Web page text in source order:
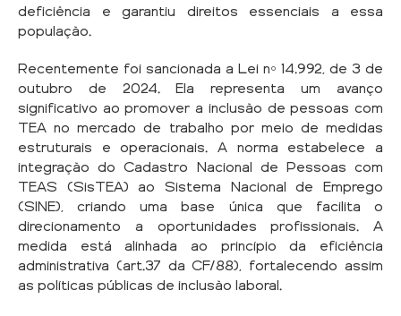
deficiência e garantiu direitos essenciais a essa
população.
Recentemente foi sancionada a Lei nº 14.992, de 3 de
outubro de 2024. Ela representa um avanço
significativo ao promover a inclusão de pessoas com
TEA no mercado de trabalho por meio de medidas
estruturais e operacionais. A norma estabelece a
integração do Cadastro Nacional de Pessoas com
TEAS (SisTEA) ao Sistema Nacional de Emprego
(SINE), criando uma base única que facilita o
direcionamento a oportunidades profissionais. A
medida está alinhada ao princípio da eficiência
administrativa (art.37 da CF/88), fortalecendo assim
as políticas públicas de inclusão laboral.